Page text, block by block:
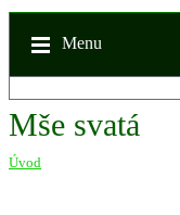
Menu
Mše svatá
Úvod